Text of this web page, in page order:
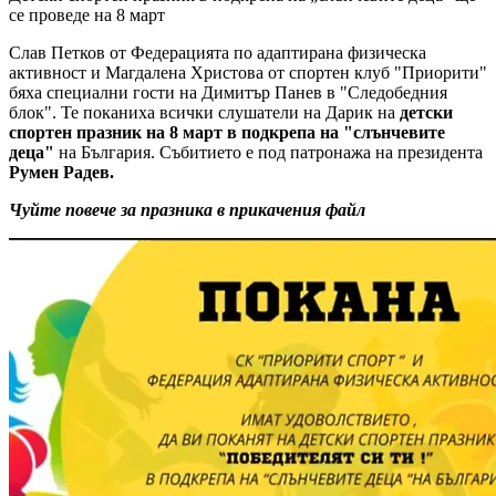
се проведе на 8 март
Слав Петков от Федерацията по адаптирана физическа
активност и Магдалена Христова от спортен клуб "Приорити"
бяха специални гости на Димитър Панев в "Следобедния
блок". Те поканиха всички слушатели на Дарик на детски
спортен празник на 8 март в подкрепа на "слънчевите
деца" на България. Събитието е под патронажа на президента
Румен Радев.
Чуйте повече за празника в прикачения файл